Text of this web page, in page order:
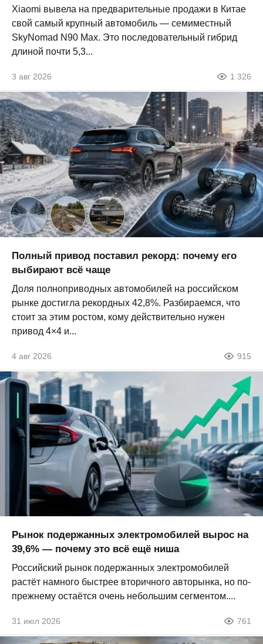
Xiaomi вывела на предварительные продажи в Китае
свой самый крупный автомобиль — семиместный
SkyNomad N90 Max. Это последовательный гибрид
длиной почти 5,3...
3 авг 2026 1 326
Полный привод поставил рекорд: почему его
выбирают всё чаще
Доля полноприводных автомобилей на российском
рынке достигла рекордных 42,8%. Разбираемся, что
стоит за этим ростом, кому действительно нужен
привод 4×4 и...
4 авг 2026 915
Рынок подержанных электромобилей вырос на
39,6% — почему это всё ещё ниша
Российский рынок подержанных электромобилей
растёт намного быстрее вторичного авторынка, но по-
прежнему остаётся очень небольшим сегментом....
31 июл 2026 761